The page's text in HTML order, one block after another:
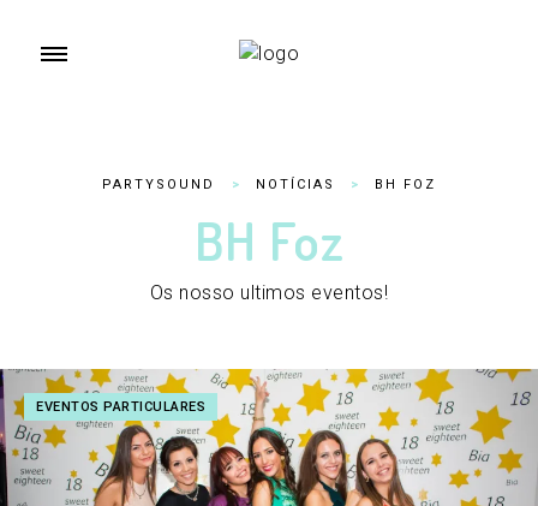
PARTYSOUND > NOTÍCIAS > BH FOZ
BH Foz
Os nosso ultimos eventos!
EVENTOS PARTICULARES